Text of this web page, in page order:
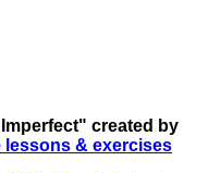
created by
lessons & exercises